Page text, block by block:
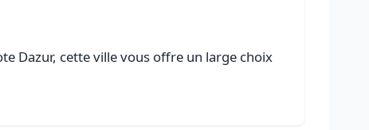
Dazur, cette ville vous offre un large choix